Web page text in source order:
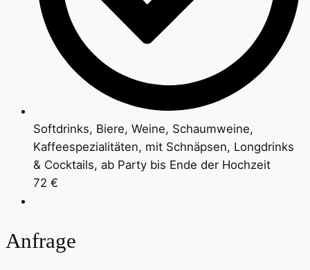
Softdrinks, Biere, Weine, Schaumweine,
Kaffeespezialitäten, mit Schnäpsen, Longdrinks
& Cocktails, ab Party bis Ende der Hochzeit
72 €
Anfrage